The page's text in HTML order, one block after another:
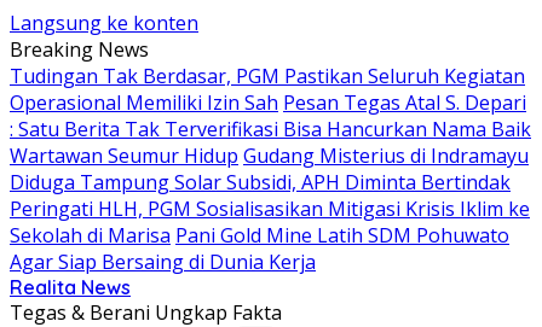
Langsung ke konten
Breaking News
Tudingan Tak Berdasar, PGM Pastikan Seluruh Kegiatan
Operasional Memiliki Izin Sah Pesan Tegas Atal S. Depari
: Satu Berita Tak Terverifikasi Bisa Hancurkan Nama Baik
Wartawan Seumur Hidup Gudang Misterius di Indramayu
Diduga Tampung Solar Subsidi, APH Diminta Bertindak
Peringati HLH, PGM Sosialisasikan Mitigasi Krisis Iklim ke
Sekolah di Marisa Pani Gold Mine Latih SDM Pohuwato
Agar Siap Bersaing di Dunia Kerja
Realita News
Tegas & Berani Ungkap Fakta